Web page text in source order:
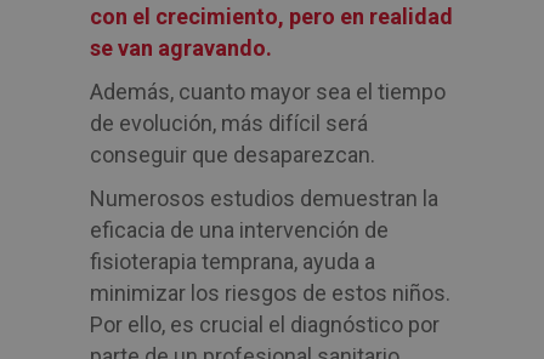
con el crecimiento, pero en realidad
se van agravando.
Además, cuanto mayor sea el tiempo
de evolución, más difícil será
conseguir que desaparezcan.
Numerosos estudios demuestran la
eficacia de una intervención de
fisioterapia temprana, ayuda a
minimizar los riesgos de estos niños.
Por ello, es crucial el diagnóstico por